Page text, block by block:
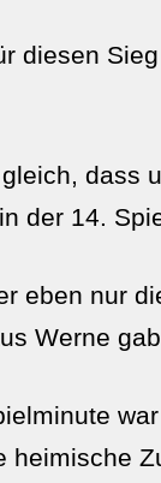
diesen
dass
der 14.
eben nur
Werne
heimische